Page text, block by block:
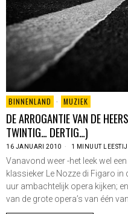
BINNENLAND · MUZIEK
DE ARROGANTIE VAN DE
TWINTIG… DERTIG…)
16 JANUARI 2010 1 MINUUT
Vanavond weer -het leek wel
klassieker Le Nozze di Figaro
uur ambachtelijk opera kijken;
van de grote opera’s van één